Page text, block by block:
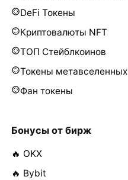
DeFi Токены
Криптовалюты NFT
ТОП Стейблкоинов
Токены метавселенных
Фан токены
Бонусы от бирж
🔥 OKX
🔥 Bybit